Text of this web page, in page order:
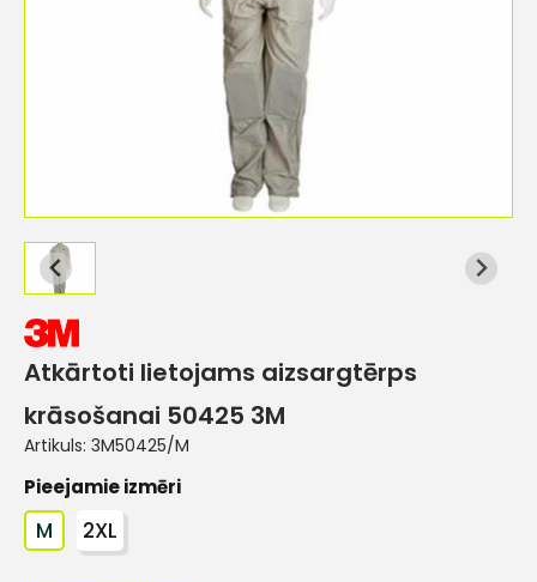
Atkārtoti lietojams aizsargtērps
krāsošanai 50425 3M
Artikuls: 3M50425/M
Pieejamie izmēri
M 2XL